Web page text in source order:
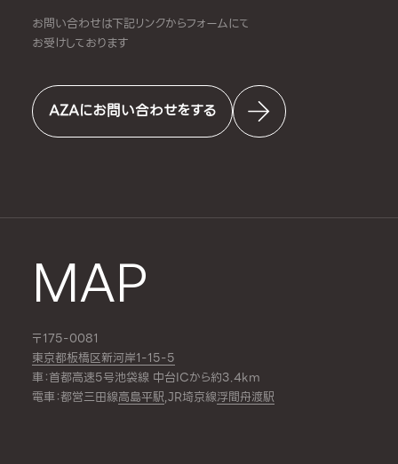
お問い合わせは下記リンクからフォームにて
お受けしております
AZAにお問い合わせをする
MAP
〒175-0081
東京都板橋区新河岸1-15-5
車：首都高速5号池袋線 中台ICから約3.4km
電車：都営三田線高島平駅,JR埼京線浮間舟渡駅